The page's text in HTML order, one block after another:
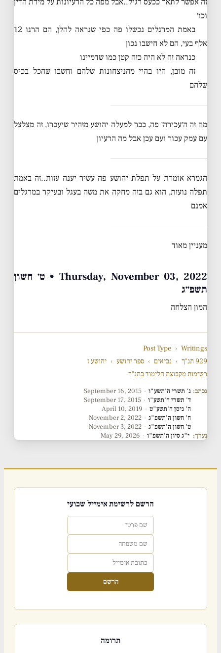
וכו׳
באמת המרגלים נכשלו פה כפי שנראה להלן, הם הרגו 12
אלף בעי, הם לא חישבו נכון
כנראה זה לא היה כזה קטן כמו שדמיינו
זה מובן, היו בהיי מהניצחונות שלהם וחשבו שהכל בכיס
שלהם
מה זה ה׳עכירה׳ פה, כבר למעלה יהושע מזהיר שיעכרו, זה מצלצל
עם עמק עכור ועם עכן אבל מה הרעיון
הגמרא אומרת על תפלת יהושע פה עשיר יענה עזות..זה באמת
תפלה נועזת, הוא גם בזה מחקה את משה בעגל ובעיקר במרגלים
אמנם
מעניין מאוד
Thursday, November 03, 2022 • ט׳ חשון
תשפ״ג
המון הצלחה
Post Type › Writings
929 תנ"ך
› נביאים › ספר יהושע › יהושע ז
רשימות מקבוצת הלימוד בתנ"ך
נכתב: ג' תשרי ה'תשע"ו ·
September 16, 2015
ד' תשרי ה'תשע"ו ·
September 17, 2015
ה' ניסן ה'תשע"ט ·
April 10, 2019
ח' חשון ה'תשפ"ג ·
November 2, 2022
ט' חשון ה'תשפ"ג ·
November 3, 2022
נערך: י"ג סיון ה'תשפ"ו ·
May 29, 2026
הרשם לרשימת אימייל שבועי
הרשם
תרומה